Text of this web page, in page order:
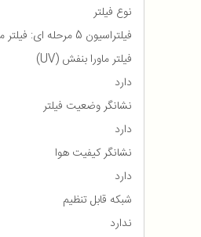
نوع فیلتر
فیلتراسیون 5 مرحله ای: فیلتر مش قابل شستشو – فیلتر اولیه – فیلتر هپا 13 – فیلتر کربن فعال – فیلتر استریلیزاسیون ماورابنفش UVC
فیلتر ماورا بنفش (UV)
دارد
نشانگر وضعیت فیلتر
دارد
نشانگر کیفیت هوا
دارد
شبکه قابل تنظیم
ندارد